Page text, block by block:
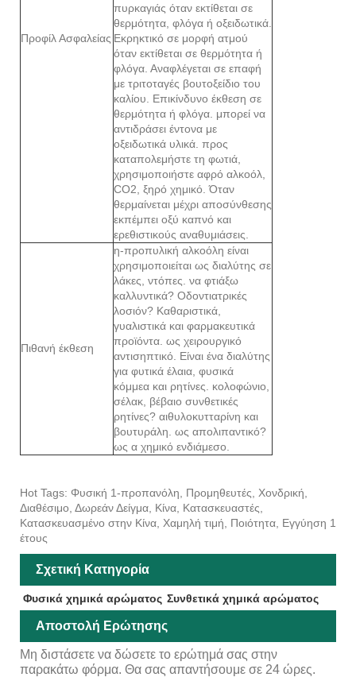
Προφίλ Ασφαλείας
πυρκαγιάς όταν εκτίθεται σε
θερμότητα, φλόγα ή οξειδωτικά.
Εκρηκτικό σε μορφή ατμού
όταν εκτίθεται σε θερμότητα ή
φλόγα. Αναφλέγεται σε επαφή
με τριτοταγές βουτοξείδιο του
καλίου. Επικίνδυνο έκθεση σε
θερμότητα ή φλόγα. μπορεί να
αντιδράσει έντονα με
οξειδωτικά υλικά. προς
καταπολεμήστε τη φωτιά,
χρησιμοποιήστε αφρό αλκοόλ,
CO2, ξηρό χημικό. Όταν
θερμαίνεται μέχρι αποσύνθεσης
εκπέμπει οξύ καπνό και
ερεθιστικούς αναθυμιάσεις.
Πιθανή έκθεση
η-προπυλική αλκοόλη είναι
χρησιμοποιείται ως διαλύτης σε
λάκες, ντόπες. να φτιάξω
καλλυντικά? Οδοντιατρικές
λοσιόν? Καθαριστικά,
γυαλιστικά και φαρμακευτικά
προϊόντα. ως χειρουργικό
αντισηπτικό. Είναι ένα διαλύτης
για φυτικά έλαια, φυσικά
κόμμεα και ρητίνες. κολοφώνιο,
σέλακ, βέβαιο συνθετικές
ρητίνες? αιθυλοκυτταρίνη και
βουτυράλη. ως απολιπαντικό?
ως α χημικό ενδιάμεσο.
Hot Tags: Φυσική 1-προπανόλη, Προμηθευτές, Χονδρική,
Διαθέσιμο, Δωρεάν Δείγμα, Κίνα, Κατασκευαστές,
Κατασκευασμένο στην Κίνα, Χαμηλή τιμή, Ποιότητα, Εγγύηση 1
έτους
Σχετική Κατηγορία
Φυσικά χημικά αρώματος Συνθετικά χημικά αρώματος
Αποστολή Ερώτησης
Μη διστάσετε να δώσετε το ερώτημά σας στην
παρακάτω φόρμα. Θα σας απαντήσουμε σε 24 ώρες.